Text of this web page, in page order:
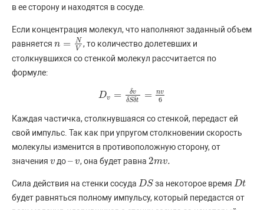
в ее сторону и находятся в сосуде.
Если концентрация молекул, что наполняют заданный объем
равняется n =
N
V
n= NV
, то количество долетевших и
столкнувшихся со стенкой молекул рассчитается по
формуле:
Dv = δv
δSδt = nv
6
Dv= δv δSδt= nv 6
Каждая частичка, столкнувшаяся со стенкой, передаст ей
свой импульс. Так как при упругом столкновении скорость
молекулы изменится в противоположную сторону, от
значения v
v до–v
–v , она будет равна 2mv.
2mv.
Сила действия на стенки сосуда DS
DS за некоторое время Dt
Dt
будет равняться полному импульсу, который передастся от